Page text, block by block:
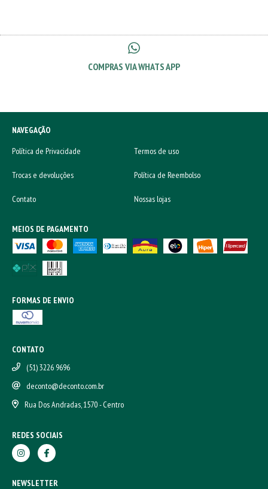
COMPRAS VIA WHATS APP
NAVEGAÇÃO
Política de Privacidade
Termos de uso
Trocas e devoluções Política de Reembolso
Contato Nossas lojas
MEIOS DE PAGAMENTO
FORMAS DE ENVIO
CONTATO
(51) 3226 9696
deconto@deconto.com.br
Rua Dos Andradas, 1570 - Centro
REDES SOCIAIS
NEWSLETTER